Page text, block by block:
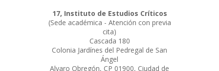
17, Instituto de Estudios Críticos
(Sede académica - Atención con previa
cita)
Cascada 180
Colonia Jardínes del Pedregal de San
Ángel
Alvaro Obregón, CP 01900, Ciudad de